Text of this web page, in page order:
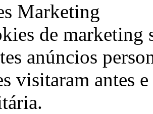
Marketing
de marketing
anúncios
visitaram antes